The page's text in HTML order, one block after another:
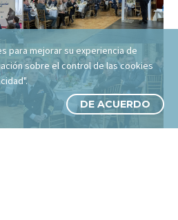
para mejorar su experiencia de
sobre el control de las cookies
DE ACUERDO